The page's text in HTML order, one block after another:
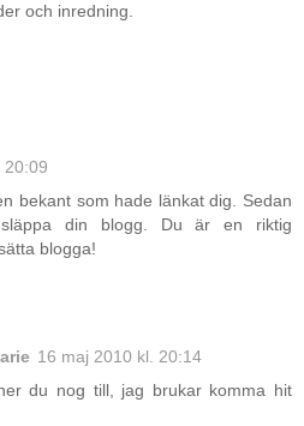
och inredning.
20:09
bekant som hade länkat dig. Sedan
din blogg. Du är en riktig
blogga!
16 maj 2010 kl. 20:14
du nog till, jag brukar komma hit